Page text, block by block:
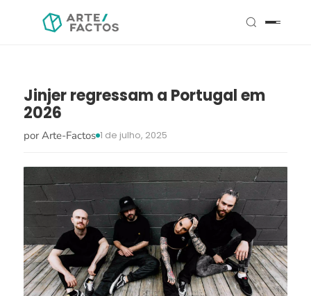
Jinjer regressam a Portugal em
2026
por Arte-Factos 1 de julho, 2025